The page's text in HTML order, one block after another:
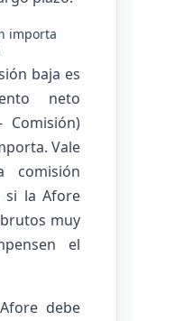
importa
baja es
neto
Comisión)
Vale
comisión
si la Afore
muy
el
debe